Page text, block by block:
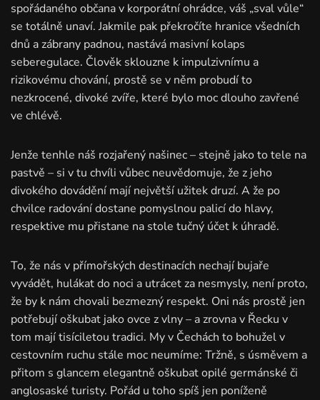
spořádaného občana v korporátní ohrádce, váš „sval vůle“
se totálně unaví. Jakmile pak překročíte hranice všedních
dnů a zábrany padnou, nastává masivní kolaps
seberegulace. Člověk sklouzne k impulzivnímu a
rizikovému chování, prostě se v něm probudí to
nezkrocené, divoké zvíře, které bylo moc dlouho zavřené
ve chlévě.
Jenže tenhle náš rozjařený našinec – stejně jako to tele na
pastvě – si v tu chvíli vůbec neuvědomuje, že z jeho
divokého dovádění mají největší užitek druzí. A že po
chvilce radování dostane pomyslnou palicí do hlavy,
respektive mu přistane na stole tučný účet k úhradě.
To, že nás v přímořských destinacích nechají bujaře
vyvádět, hulákat do noci a utrácet za nesmysly, není proto,
že by k nám chovali bezmezný respekt. Oni nás prostě jen
potřebují oškubat jako ovce z vlny – a zrovna v Řecku v
tom mají tisíciletou tradici. My v Čechách to bohužel v
cestovním ruchu stále moc neumíme: Tržně, s úsměvem a
přitom s glancem elegantně oškubat opilé germánské či
anglosaské turisty. Pořád u toho spíš jen poníženě